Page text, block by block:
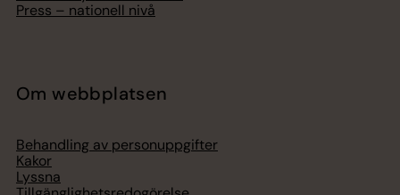
Press – nationell nivå
Om webbplatsen
Behandling av personuppgifter
Kakor
Lyssna